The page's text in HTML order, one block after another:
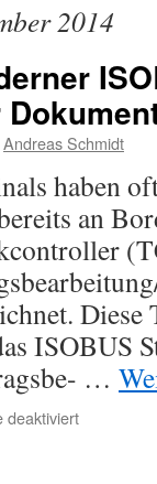
2014
Andreas Schmidt
haben
an
Diese
ISOBUS
…
deaktiviertfür